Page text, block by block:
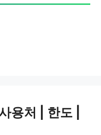
용처 | 한도 |